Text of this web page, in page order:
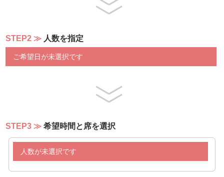
（前菜6種＆アミューズ2種）
生ハムとキャロットラぺのピンチョス マンゴ添え（※週
末限定）
トリムネニクとセロリのサラダマスタード風味
ジャガイモとタケノコのギリシャ風 タラモサラダ
え
（スープ/カレー）
野菜たっぷりミネストローネ
STEP2 人数を指定
ご希望日が未選択です
STEP3 希望時間と席を選択
人数が未選択です